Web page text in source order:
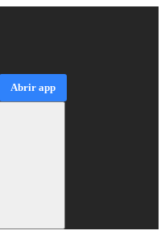
Abrir app